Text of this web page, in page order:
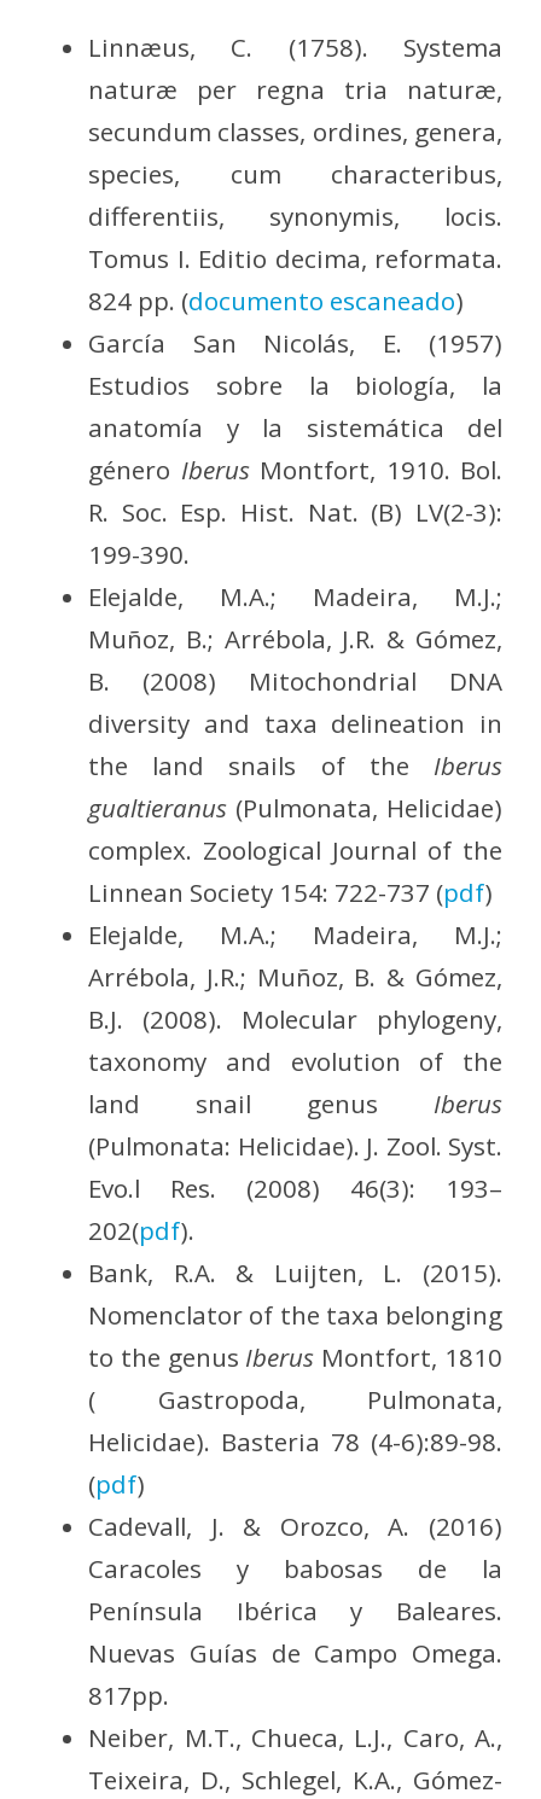
Linnæus, C. (1758). Systema
naturæ per regna tria naturæ,
secundum classes, ordines, genera,
species, cum characteribus,
differentiis, synonymis, locis.
Tomus I. Editio decima, reformata.
824 pp. (documento escaneado)
García San Nicolás, E. (1957)
Estudios sobre la biología, la
anatomía y la sistemática del
género IberusMontfort, 1910. Bol.
R. Soc. Esp. Hist. Nat. (B) LV(2-3):
199-390.
Elejalde, M.A.; Madeira, M.J.;
Muñoz, B.; Arrébola, J.R. & Gómez,
B. (2008) Mitochondrial DNA
diversity and taxa delineation in
the land snails of the Iberus
gualtieranus (Pulmonata, Helicidae)
complex. Zoological Journal of the
Linnean Society 154: 722-737 (pdf)
Elejalde, M.A.; Madeira, M.J.;
Arrébola, J.R.; Muñoz, B. & Gómez,
B.J. (2008). Molecular phylogeny,
taxonomy and evolution of the
land snail genus Iberus
(Pulmonata: Helicidae). J. Zool. Syst.
Evo.l Res. (2008) 46(3): 193–
202(pdf).
Bank, R.A. & Luijten, L. (2015).
Nomenclator of the taxa belonging
to the genus Iberus Montfort, 1810
( Gastropoda, Pulmonata,
Helicidae). Basteria 78 (4-6):89-98.
(pdf)
Cadevall, J. & Orozco, A. (2016)
Caracoles y babosas de la
Península Ibérica y Baleares.
Nuevas Guías de Campo Omega.
817pp.
Neiber, M.T., Chueca, L.J., Caro, A.,
Teixeira, D., Schlegel, K.A., Gómez-